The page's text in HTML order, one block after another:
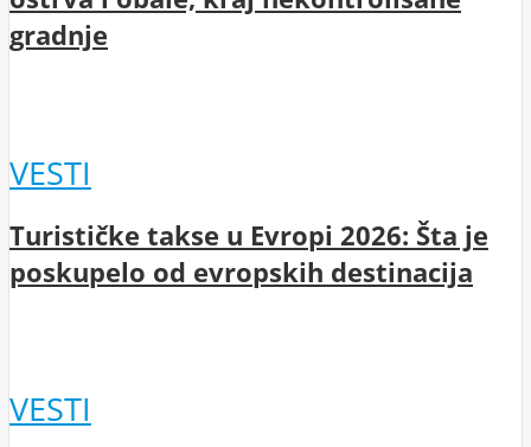
gradnje
VESTI
Turističke takse u Evropi 2026: Šta je
poskupelo od evropskih destinacija
VESTI